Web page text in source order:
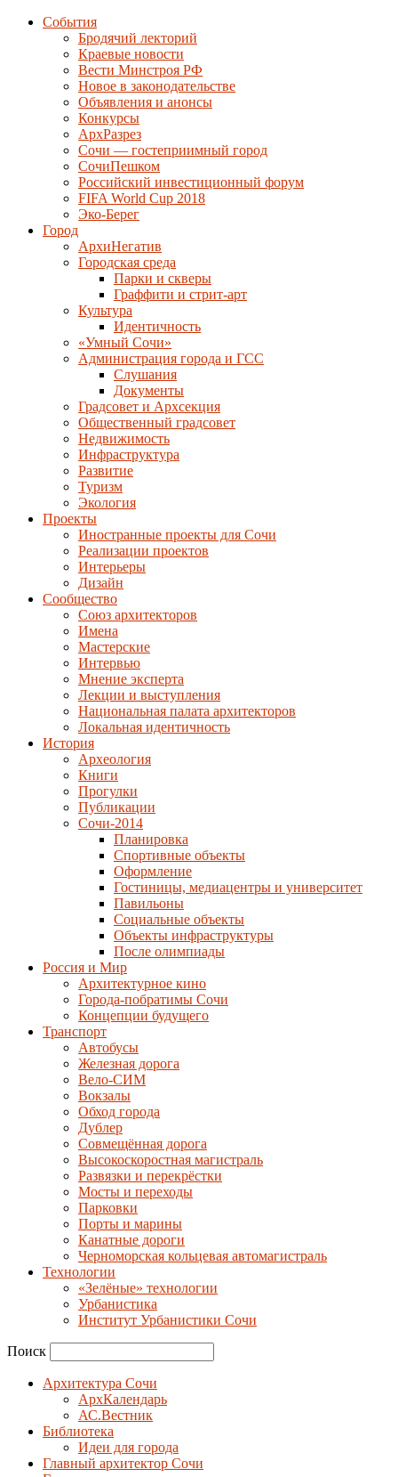
События
Бродячий лекторий
Краевые новости
Вести Минстроя РФ
Новое в законодательстве
Объявления и анонсы
Конкурсы
АрхРазрез
Сочи — гостеприимный город
СочиПешком
Российский инвестиционный форум
FIFA World Cup 2018
Эко-Берег
Город
АрхиНегатив
Городская среда
Парки и скверы
Граффити и стрит-арт
Культура
Идентичность
«Умный Сочи»
Администрация города и ГСС
Слушания
Документы
Градсовет и Архсекция
Общественный градсовет
Недвижимость
Инфраструктура
Развитие
Туризм
Экология
Проекты
Иностранные проекты для Сочи
Реализации проектов
Интерьеры
Дизайн
Сообщество
Союз архитекторов
Имена
Мастерские
Интервью
Мнение эксперта
Лекции и выступления
Национальная палата архитекторов
Локальная идентичность
История
Археология
Книги
Прогулки
Публикации
Сочи-2014
Планировка
Спортивные объекты
Оформление
Гостиницы, медиацентры и университет
Павильоны
Социальные объекты
Объекты инфраструктуры
После олимпиады
Россия и Мир
Архитектурное кино
Города-побратимы Сочи
Концепции будущего
Транспорт
Автобусы
Железная дорога
Вело-СИМ
Вокзалы
Обход города
Дублер
Совмещённая дорога
Высокоскоростная магистраль
Развязки и перекрёстки
Мосты и переходы
Парковки
Порты и марины
Канатные дороги
Черноморская кольцевая автомагистраль
Технологии
«Зелёные» технологии
Урбанистика
Институт Урбанистики Сочи
Поиск
Архитектура Сочи
АрхКалендарь
АС.Вестник
Библиотека
Идеи для города
Главный архитектор Сочи